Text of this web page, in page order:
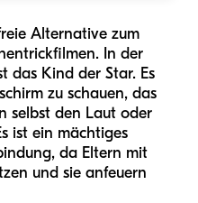
Alternative zum
In der
das Kind der Star. Es
zu schauen, das
selbst den Laut oder
ist ein mächtiges
da Eltern mit
und sie anfeuern